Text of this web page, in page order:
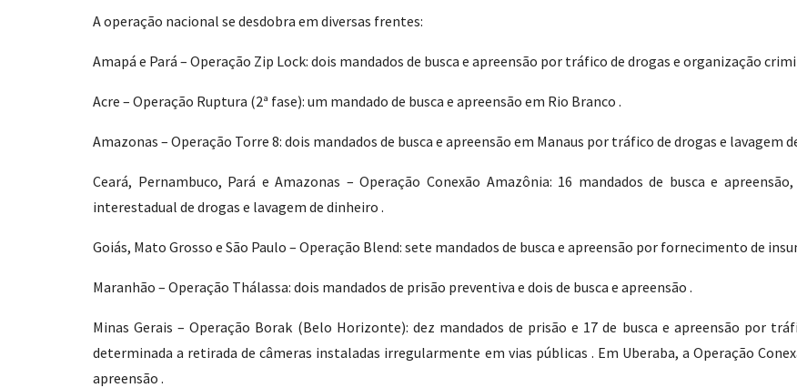
A operação nacional se desdobra em diversas frentes:
Amapá e Pará – Operação Zip Lock: dois mandados de busca e apreensão por tráfico de drogas e organização
Acre – Operação Ruptura (2ª fase): um mandado de busca e apreensão em Rio Branco .
Amazonas – Operação Torre 8: dois mandados de busca e apreensão em Manaus por tráfico de drogas e lavagem
Ceará, Pernambuco, Pará e Amazonas – Operação Conexão Amazônia: 16 mandados de busca e
interestadual de drogas e lavagem de dinheiro .
Goiás, Mato Grosso e São Paulo – Operação Blend: sete mandados de busca e apreensão por fornecimento de
Maranhão – Operação Thálassa: dois mandados de prisão preventiva e dois de busca e apreensão .
Minas Gerais – Operação Borak (Belo Horizonte): dez mandados de prisão e 17 de busca e apreensão por
determinada a retirada de câmeras instaladas irregularmente em vias públicas . Em Uberaba, a Operação
apreensão .